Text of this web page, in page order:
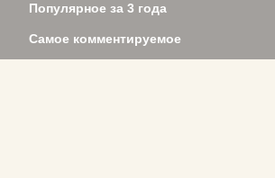
Популярное за 3 года
Самое комментируемое